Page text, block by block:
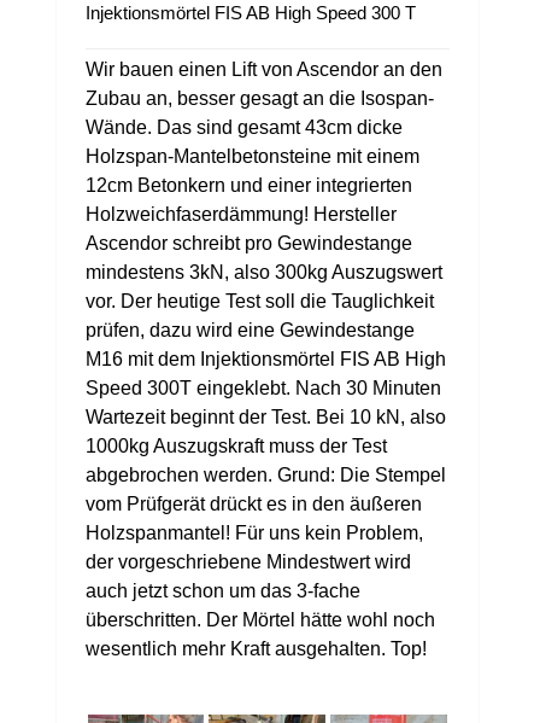
Injektionsmörtel FIS AB High Speed 300 T
Wir bauen einen Lift von Ascendor an den
Zubau an, besser gesagt an die Isospan-
Wände. Das sind gesamt 43cm dicke
Holzspan-Mantelbetonsteine mit einem
12cm Betonkern und einer integrierten
Holzweichfaserdämmung! Hersteller
Ascendor schreibt pro Gewindestange
mindestens 3kN, also 300kg Auszugswert
vor. Der heutige Test soll die Tauglichkeit
prüfen, dazu wird eine Gewindestange
M16 mit dem Injektionsmörtel FIS AB High
Speed 300T eingeklebt. Nach 30 Minuten
Wartezeit beginnt der Test. Bei 10 kN, also
1000kg Auszugskraft muss der Test
abgebrochen werden. Grund: Die Stempel
vom Prüfgerät drückt es in den äußeren
Holzspanmantel! Für uns kein Problem,
der vorgeschriebene Mindestwert wird
auch jetzt schon um das 3-fache
überschritten. Der Mörtel hätte wohl noch
wesentlich mehr Kraft ausgehalten. Top!